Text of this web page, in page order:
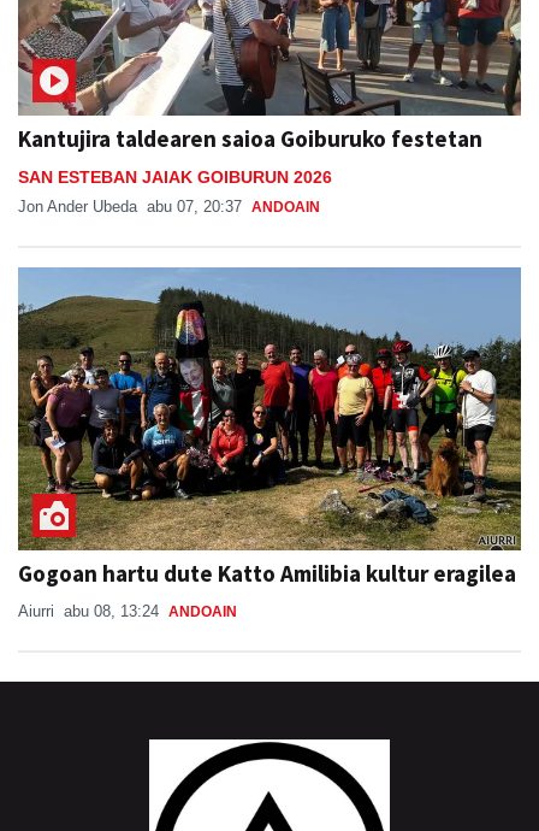
Kantujira taldearen saioa Goiburuko festetan
SAN ESTEBAN JAIAK GOIBURUN 2026
Jon Ander Ubeda abu 07, 20:37 ANDOAIN
Gogoan hartu dute Katto Amilibia kultur eragilea
Aiurri abu 08, 13:24 ANDOAIN